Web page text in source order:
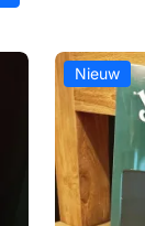
Nieuw